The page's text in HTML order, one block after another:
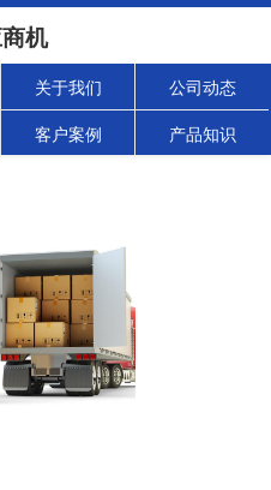
机
关于我们 公司动态
客户案例 产品知识